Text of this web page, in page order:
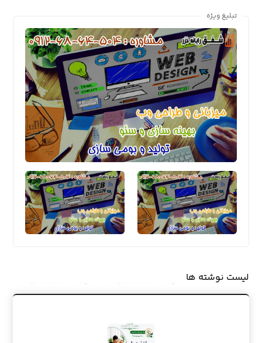
تبلیغ ویژه
لیست نوشته ها